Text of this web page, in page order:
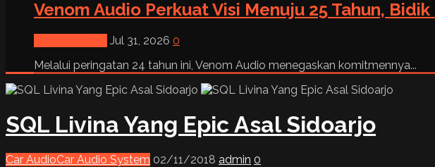
Venom Audio Perkuat Visi Menuju 25 Tahun,
Jul 31, 2026 0
Melalui peringatan 24 tahun ini, Venom Audio menegaskan komitmennya...
SQL Livina Yang Epic Asal Sidoarjo
Car AudioCar Audio System 02/11/2018 admin 0